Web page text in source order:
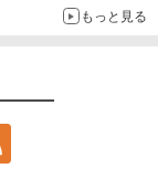
もっと見る